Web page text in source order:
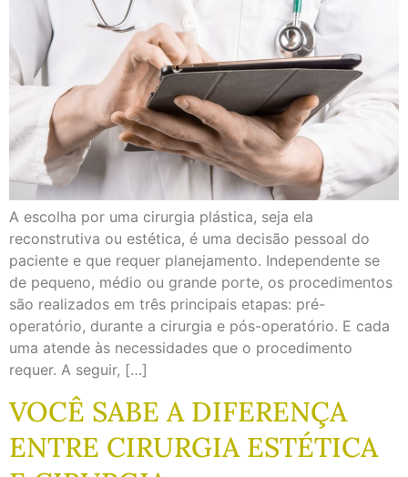
A escolha por uma cirurgia plástica, seja ela
reconstrutiva ou estética, é uma decisão pessoal do
paciente e que requer planejamento. Independente se
de pequeno, médio ou grande porte, os procedimentos
são realizados em três principais etapas: pré-
operatório, durante a cirurgia e pós-operatório. E cada
uma atende às necessidades que o procedimento
requer. A seguir, […]
VOCÊ SABE A DIFERENÇA
ENTRE CIRURGIA ESTÉTICA